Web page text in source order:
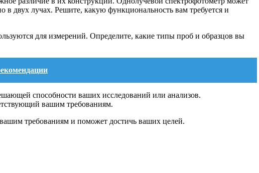
в двух лучах. Решите, какую функциональность вам требуется и
для измерений. Определите, какие типы проб и образцов вы
способности ваших исследований или анализов.
вашим требованиям.
требованиям и поможет достичь ваших целей.